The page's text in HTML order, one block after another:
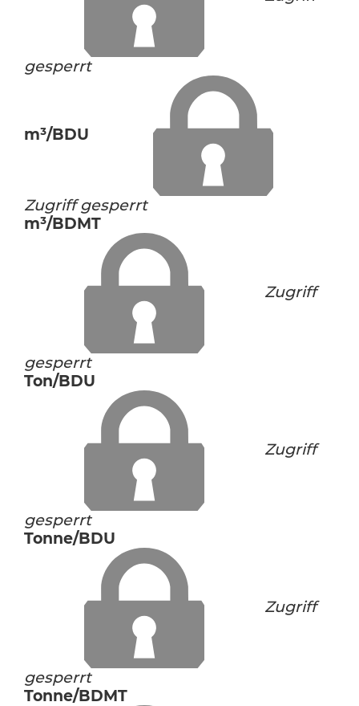
gesperrt
m³/BDU
Zugriff gesperrt
m³/BDMT
Zugriff
gesperrt
Ton/BDU
Zugriff
gesperrt
Tonne/BDU
Zugriff
gesperrt
Tonne/BDMT